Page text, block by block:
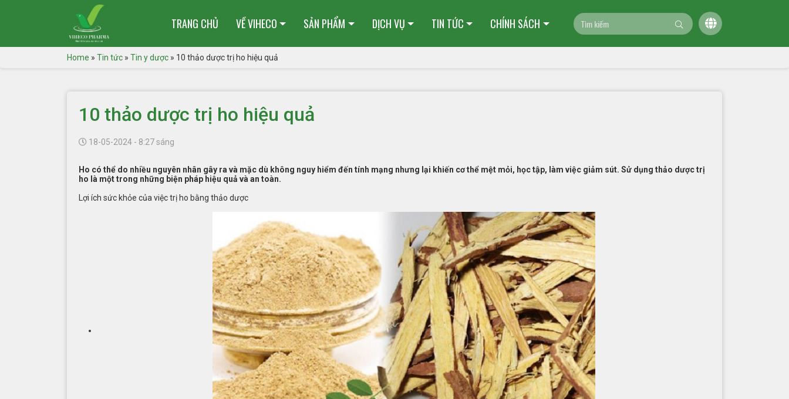
TRANG CHỦ VỀ VIHECO SẢN PHẨM DỊCH VỤ TIN TỨC CHÍNH SÁCH
Home » Tin tức » Tin y dược » 10 thảo dược trị ho hiệu quả
10 thảo dược trị ho hiệu quả
18-05-2024 - 8:27 sáng
Ho có thể do nhiều nguyên nhân gây ra và mặc dù không nguy hiểm đến tính mạng nhưng lại khiến cơ thể mệt mỏi, học tập, làm việc giảm sút. Sử dụng thảo dược trị
ho là một trong những biện pháp hiệu quả và an toàn.
Lợi ích sức khỏe của việc trị ho bằng thảo dược